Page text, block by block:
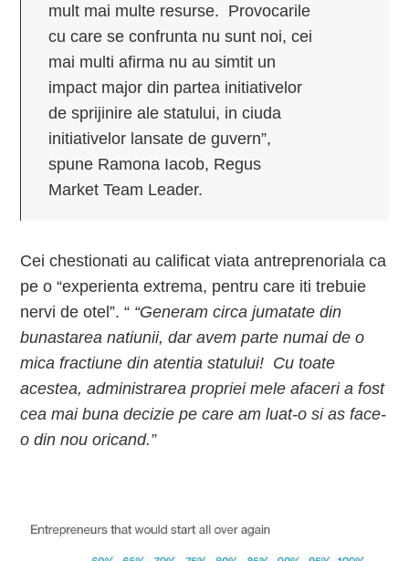
mult mai multe resurse. Provocarile
cu care se confrunta nu sunt noi, cei
mai multi afirma nu au simtit un
impact major din partea initiativelor
de sprijinire ale statului, in ciuda
initiativelor lansate de guvern”,
spune Ramona Iacob, Regus
Market Team Leader.
Cei chestionati au calificat viata antreprenoriala ca
pe o “experienta extrema, pentru care iti trebuie
nervi de otel”. “ “Generam circa jumatate din
bunastarea natiunii, dar avem parte numai de o
mica fractiune din atentia statului! Cu toate
acestea, administrarea propriei mele afaceri a fost
cea mai buna decizie pe care am luat-o si as face-
o din nou oricand.”